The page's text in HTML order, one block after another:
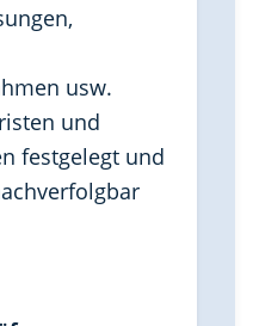
usw.
und
festgelegt und